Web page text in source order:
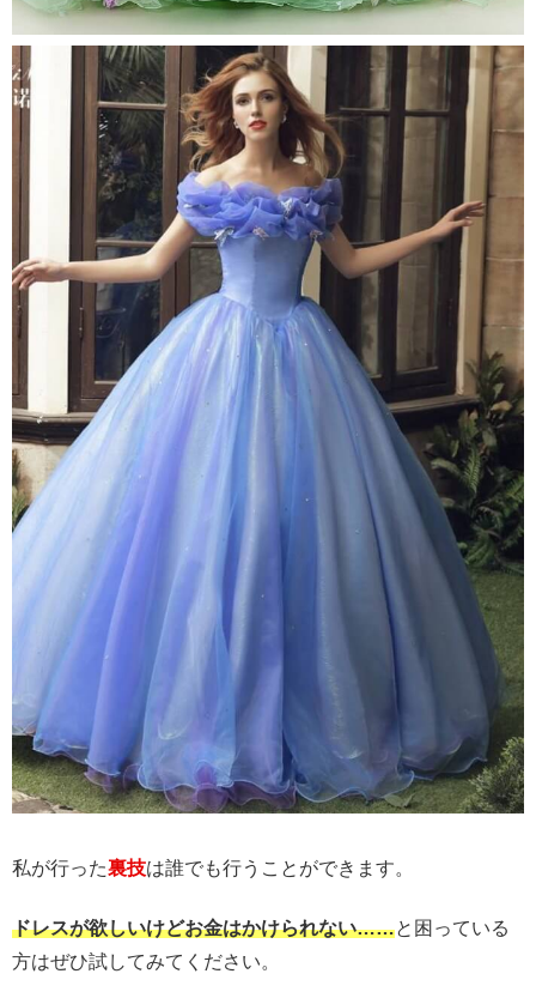
私が行った裏技は誰でも行うことができます。
ドレスが欲しいけどお金はかけられない……と困っている
方はぜひ試してみてください。